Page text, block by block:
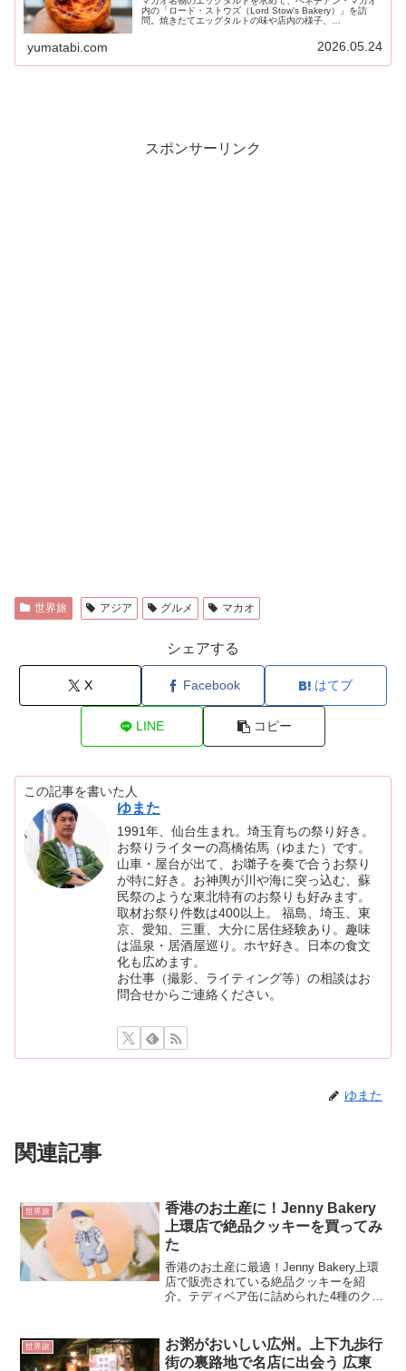
内の「ロード・ストウズ（Lord Stow's Bakery）」を訪
問。焼きたてエッグタルトの味や店内の様子、
yumatabi.com 2026.05.24
スポンサーリンク
世界旅 アジア グルメ マカオ
シェアする
X Facebook はてブ
LINE コピー
この記事を書いた人
ゆまた
1991年、仙台生まれ。埼玉育ちの祭り好き。
お祭りライターの髙橋佑馬（ゆまた）です。
山車・屋台が出て、お囃子を奏で合うお祭り
が特に好き。お神輿が川や海に突っ込む、蘇
民祭のような東北特有のお祭りも好みます。
取材お祭り件数は400以上。 福島、埼玉、東
京、愛知、三重、大分に居住経験あり。趣味
は温泉・居酒屋巡り。ホヤ好き。日本の食文
化も広めます。
お仕事（撮影、ライティング等）の相談はお
問合せからご連絡ください。
ゆまた
関連記事
世界旅
香港のお土産に！Jenny Bakery
上環店で絶品クッキーを買ってみ
た
香港のお土産に最適！Jenny Bakery上環
店で販売されている絶品クッキーを紹
介。テディベア缶に詰められた4種のクッ
の思い出にぴったりのお土産をチェッ
ク！
世界旅
お粥がおいしい広州。上下九歩行
街の裏路地で名店に出会う 広東